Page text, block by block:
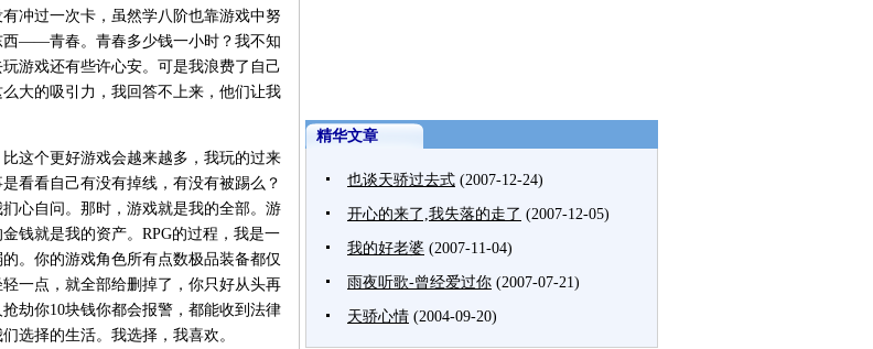
冲过一次卡，虽然学八阶也靠游戏中努
西——青春。青春多少钱一小时？我不知
游戏还有些许心安。可是我浪费了自己
大的吸引力，我回答不上来，他们让我
这个更好游戏会越来越多，我玩的过来
看看自己有没有掉线，有没有被踢么？
心自问。那时，游戏就是我的全部。游
钱就是我的资产。RPG的过程，我是一
。你的游戏角色所有点数极品装备都仅
一点，就全部给删掉了，你只好从头再
劫你10块钱你都会报警，都能收到法律
选择的生活。我选择，我喜欢。
精华文章
也谈天骄过去式 (2007-12-24)
开心的来了,我失落的走了 (2007-12-05)
我的好老婆 (2007-11-04)
雨夜听歌-曾经爱过你 (2007-07-21)
天骄心情 (2004-09-20)